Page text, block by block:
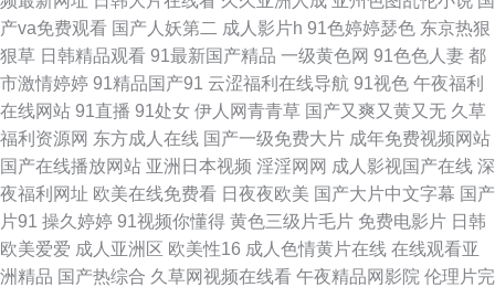
品视频在线观看 视频一区亚洲 91精品微拍国产在线 国产一在线精品一区在
线观看 日韩人妻视频导航 中文字幕一二三区芒果 国产嫖妓一区二区三区 人
人爽爽 俺去也网 久久久久亚洲精品影视 五月婷婷色网站 AV很很色 精品国精
精选av福利 综合大香蕉伊人 国产熟女丝袜喷水在线 日本一级理伦片 在线欧
产va免费观看 国产人妖第二 成人影片h 91色婷婷瑟色 东京热狠
狠草 日韩精品观看 91最新国产精品 一级黄色网 91色色人妻 都
市激情婷婷 91精品国产91 云涩福利在线导航 91视色 午夜福利
在线网站 91直播 91处女 伊人网青青草 国产又爽又黄又无 久草
福利资源网 东方成人在线 国产一级免费大片 成年免费视频网站
国产在线播放网站 亚洲日本视频 淫淫网网 成人影视国产在线 深
夜福利网址 欧美在线免费看 日夜夜欧美 国产大片中文字幕 国产
片91 操久婷婷 91视频你懂得 黄色三级片毛片 免费电影片 日韩
欧美爱爱 成人亚洲区 欧美性16 成人色情黄片在线 在线观看亚
洲精品 国产热综合 久草网视频在线看 午夜精品网影院 伦理片完